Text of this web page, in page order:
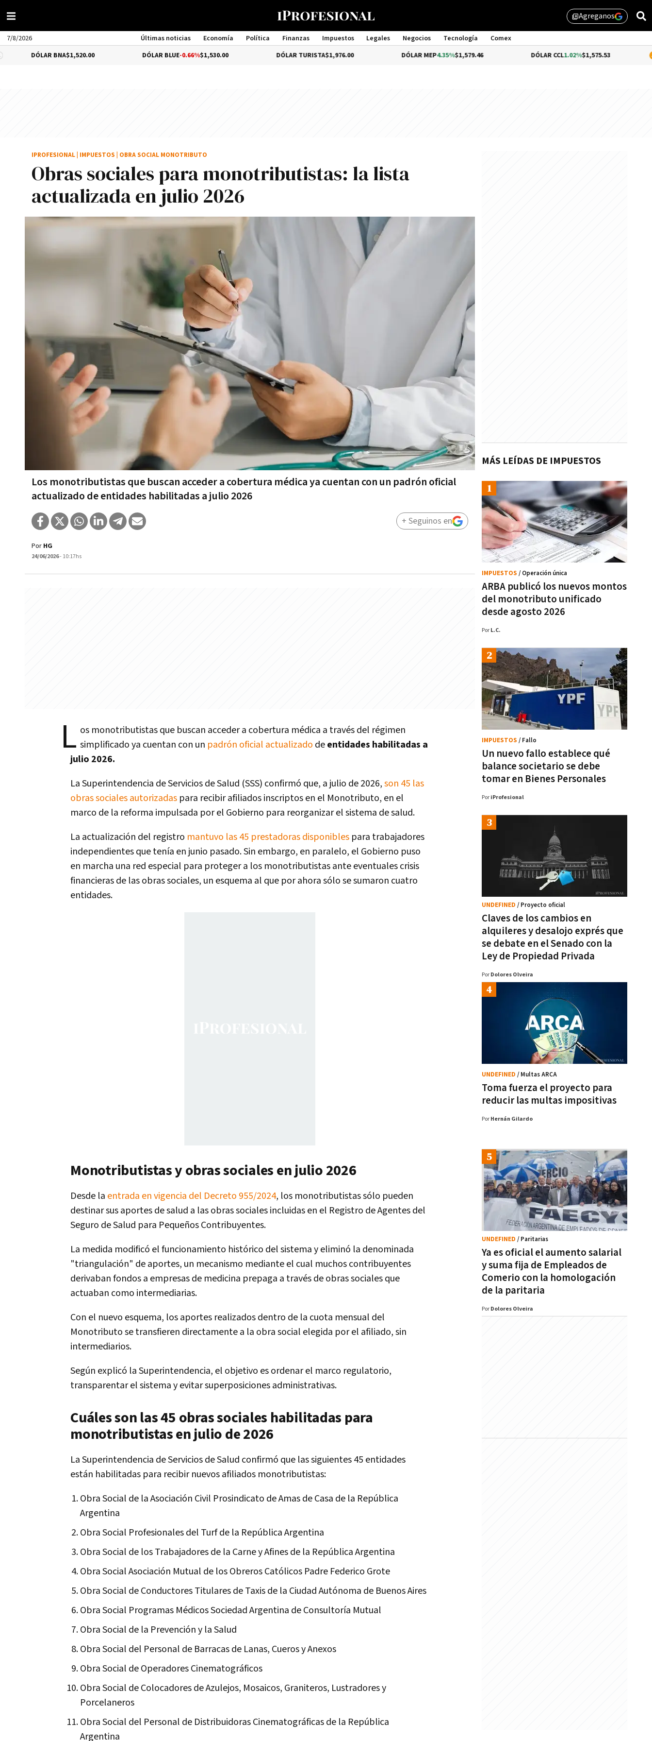
library_addAgreganos
7/8/2026 Últimas noticias Economía Política Finanzas Impuestos Legales Negocios Tecnología
Comex
Management
BNA$1,520.00 DÓLAR BLUE-0.66%$1,530.00 DÓLAR TURISTA$1,976.00 DÓLAR MEP4.35%$1,579.46 1.02%$1,575.53 BITCOIN
Obras sociales para monotributistas: la lista
actualizada en julio 2026
Los monotributistas que buscan acceder a cobertura médica ya cuentan con un padrón oficial
actualizado de entidades habilitadas a julio 2026
IPROFESIONAL IMPUESTOS OBRA SOCIAL MONOTRIBUTO
Por HG
24/06/2026- 10:17hs
+ Seguinos en
L os monotributistas que buscan acceder a cobertura médica a través del régimen
simplificado ya cuentan con un padrón oficial actualizado deentidades habilitadas a
julio 2026.
La Superintendencia de Servicios de Salud (SSS) confirmó que, a julio de 2026,son 45 las
obras sociales autorizadas para recibir afiliados inscriptos en el Monotributo, en el
marco de la reforma impulsada por el Gobierno para reorganizar el sistema de salud.
La actualización del registro mantuvo las 45 prestadoras disponibles para trabajadores
independientes que tenía en junio pasado. Sin embargo, en paralelo, el Gobierno puso
en marcha una red especial para proteger a los monotributistas ante eventuales crisis
financieras de las obras sociales, un esquema al que por ahora sólo se sumaron cuatro
entidades.
Monotributistas y obras sociales en julio 2026
Desde la entrada en vigencia del Decreto 955/2024, los monotributistas sólo pueden
destinar sus aportes de salud a las obras sociales incluidas en el Registro de Agentes del
Seguro de Salud para Pequeños Contribuyentes.
La medida modificó el funcionamiento histórico del sistema y eliminó la denominada
"triangulación" de aportes, un mecanismo mediante el cual muchos contribuyentes
derivaban fondos a empresas de medicina prepaga a través de obras sociales que
actuaban como intermediarias.
Con el nuevo esquema, los aportes realizados dentro de la cuota mensual del
Monotributo se transfieren directamente a la obra social elegida por el afiliado, sin
intermediarios.
Según explicó la Superintendencia, el objetivo es ordenar el marco regulatorio,
transparentar el sistema y evitar superposiciones administrativas.
Cuáles son las 45 obras sociales habilitadas para
monotributistas en julio de 2026
La Superintendencia de Servicios de Salud confirmó que las siguientes 45 entidades
están habilitadas para recibir nuevos afiliados monotributistas:
Obra Social de la Asociación Civil Prosindicato de Amas de Casa de la República
Argentina
Obra Social Profesionales del Turf de la República Argentina
Obra Social de los Trabajadores de la Carne y Afines de la República Argentina
Obra Social Asociación Mutual de los Obreros Católicos Padre Federico Grote
Obra Social de Conductores Titulares de Taxis de la Ciudad Autónoma de Buenos Aires
Obra Social Programas Médicos Sociedad Argentina de Consultoría Mutual
Obra Social de la Prevención y la Salud
Obra Social del Personal de Barracas de Lanas, Cueros y Anexos
Obra Social de Operadores Cinematográficos
Obra Social de Colocadores de Azulejos, Mosaicos, Graniteros, Lustradores y
Porcelaneros
Obra Social del Personal de Distribuidoras Cinematográficas de la República
Argentina
MÁS LEÍDAS DE IMPUESTOS
ARBA publicó los nuevos montos
del monotributo unificado
desde agosto 2026
IMPUESTOS / Operación única
Por L.C.
Un nuevo fallo establece qué
balance societario se debe
tomar en Bienes Personales
IMPUESTOS / Fallo
Por iProfesional
Claves de los cambios en
alquileres y desalojo exprés que
se debate en el Senado con la
Ley de Propiedad Privada
UNDEFINED / Proyecto oficial
Por Dolores Olveira
Toma fuerza el proyecto para
reducir las multas impositivas
UNDEFINED / Multas ARCA
Por Hernán Gilardo
Ya es oficial el aumento salarial
y suma fija de Empleados de
Comerio con la homologación
de la paritaria
UNDEFINED / Paritarias
Por Dolores Olveira